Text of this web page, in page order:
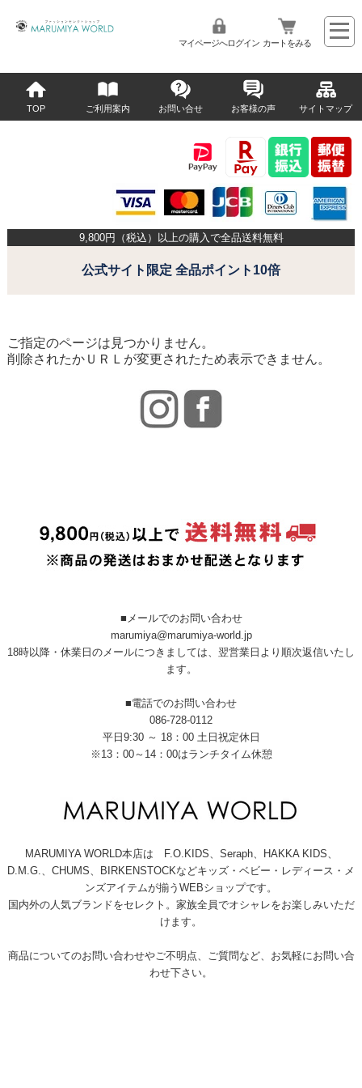
マイページへログイン カートをみる
TOP ご利用案内 お問い合せ お客様の声 サイトマップ
9,800円（税込）以上の購入で全品送料無料
公式サイト限定 全品ポイント10倍
ご指定のページは見つかりません。
削除されたかＵＲＬが変更されたため表示できません。
■メールでのお問い合わせ
marumiya@marumiya-world.jp
18時以降・休業日のメールにつきましては、翌営業日より順次返信いたし
ます。
■電話でのお問い合わせ
086-728-0112
平日9:30 ～ 18：00 土日祝定休日
※13：00～14：00はランチタイム休憩
MARUMIYA WORLD本店は F.O.KIDS、Seraph、HAKKA KIDS、
D.M.G.、CHUMS、BIRKENSTOCKなどキッズ・ベビー・レディース・メ
ンズアイテムが揃うWEBショップです。
国内外の人気ブランドをセレクト。家族全員でオシャレをお楽しみいただ
けます。
商品についてのお問い合わせやご不明点、ご質問など、お気軽にお問い合
わせ下さい。